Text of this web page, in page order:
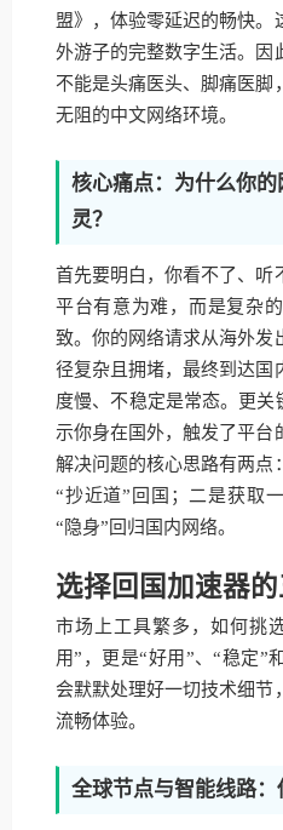
盟》，体验零延迟的畅快。
外游子的完整数字生活。因
不能是头痛医头、脚痛医脚
无阻的中文网络环境。
核心痛点：为什么你
灵？
首先要明白，你看不了、听
平台有意为难，而是复杂
致。你的网络请求从海外发
径复杂且拥堵，最终到达国
度慢、不稳定是常态。更关
示你身在国外，触发了平台
解决问题的核心思路有两点
“抄近道”回国；二是获取
“隐身”回归国内网络。
选择回国加速器
市场上工具繁多，如何挑
用”，更是“好用”、“稳定”
会默默处理好一切技术细节
流畅体验。
全球节点与智能线路